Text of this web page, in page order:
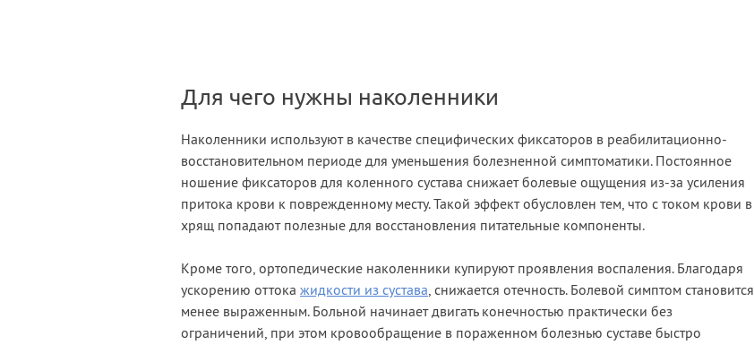
Для чего нужны наколенники
Наколенники используют в качестве специфических фиксаторов в реабилитационно-
восстановительном периоде для уменьшения болезненной симптоматики. Постоянное
ношение фиксаторов для коленного сустава снижает болевые ощущения из-за усиления
притока крови к поврежденному месту. Такой эффект обусловлен тем, что с током крови в
хрящ попадают полезные для восстановления питательные компоненты.
Кроме того, ортопедические наколенники купируют проявления воспаления. Благодаря
ускорению оттока жидкости из сустава, снижается отечность. Болевой симптом становится
менее выраженным. Больной начинает двигать конечностью практически без
ограничений, при этом кровообращение в пораженном болезнью суставе быстро